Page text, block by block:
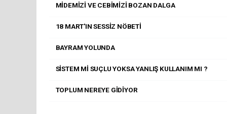
MİDEMİZİ VE CEBİMİZİ BOZAN DALGA
18 MART'IN SESSİZ NÖBETİ
BAYRAM YOLUNDA
SİSTEM Mİ SUÇLU YOKSA YANLIŞ KULLANIM MI ?
TOPLUM NEREYE GİDİYOR